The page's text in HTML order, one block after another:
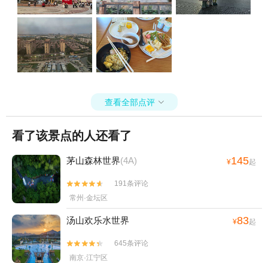
查看全部点评 
看了该景点的人还看了
茅山森林世界(4A) ¥145起


191条评论
常州·金坛区
汤山欢乐水世界 ¥83起


645条评论
南京·江宁区